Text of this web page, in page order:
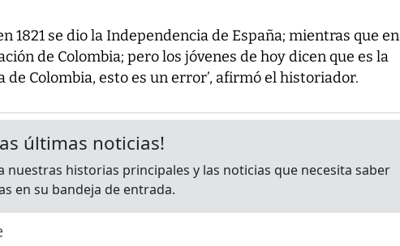
1821 se dio la Independencia de España; mientras que en
de Colombia; pero los jóvenes de hoy dicen que es la
de Colombia, esto es un error’, afirmó el historiador.